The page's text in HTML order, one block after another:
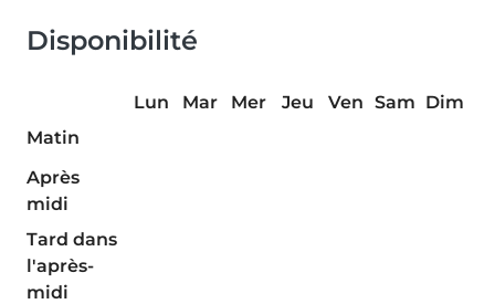
Disponibilité
Lun Mar Mer Jeu Ven Sam Dim
Matin
Après
midi
Tard dans
l'après-
midi